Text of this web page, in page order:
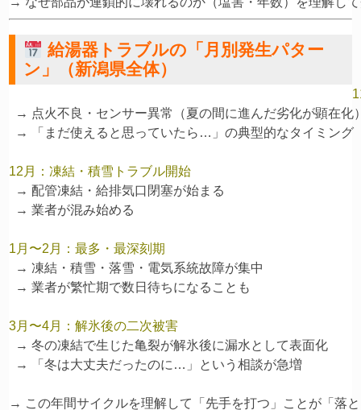
給湯器トラブルの「月別発生パター
ン」（新潟県全体）
→ 点火不良・センサー異常（夏の間に進んだ劣化が顕在化
  → 「まだ使えると思っていたら…」の典型的なタイミング
12月：凍結・積雪トラブル開始
  → 配管凍結・給排気口閉塞が始まる
1月〜2月：最多・最深刻期
  → 凍結・積雪・落雪・電気系統故障が集中
3月〜4月：解氷後の二次被害
  → 冬の凍結で生じた亀裂が解氷後に漏水として表面化
  → 「冬は大丈夫だったのに…」という相談が急増